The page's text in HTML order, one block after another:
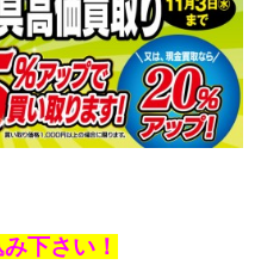
下さい！